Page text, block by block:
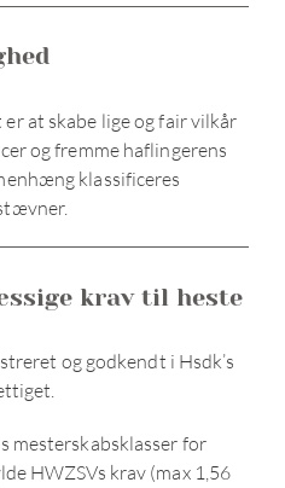
at skabe lige og fair vilkår
og fremme haflingerens
klassificeres
krav til heste
og godkendt i Hsdk’s
mesterskabsklasser for
HWZSVs krav (max 1,56